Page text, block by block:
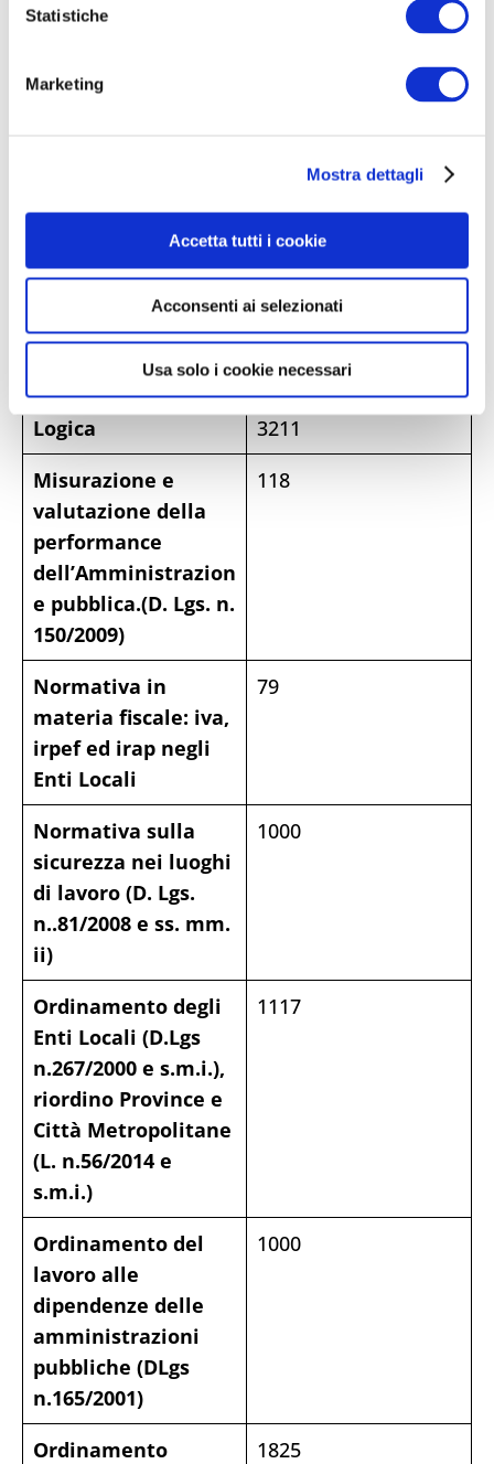
Statistiche
Marketing
Mostra dettagli
Accetta tutti i cookie
Acconsenti ai selezionati
Usa solo i cookie necessari
Amministrazione
legislazione dei
controlli interni ed
degli Enti Locali
Informatica
1500
1000
Logica
3211
Misurazione e
valutazione della
performance
dell’Amministrazion
e pubblica.(D. Lgs. n.
150/2009)
118
Normativa in
materia fiscale: iva,
irpef ed irap negli
Enti Locali
79
Normativa sulla
sicurezza nei luoghi
di lavoro (D. Lgs.
n..81/2008 e ss. mm.
ii)
1000
Ordinamento degli
Enti Locali (D.Lgs
n.267/2000 e s.m.i.),
riordino Province e
Città Metropolitane
(L. n.56/2014 e
s.m.i.)
1117
Ordinamento del
lavoro alle
dipendenze delle
amministrazioni
pubbliche (DLgs
n.165/2001)
1000
Ordinamento
1825